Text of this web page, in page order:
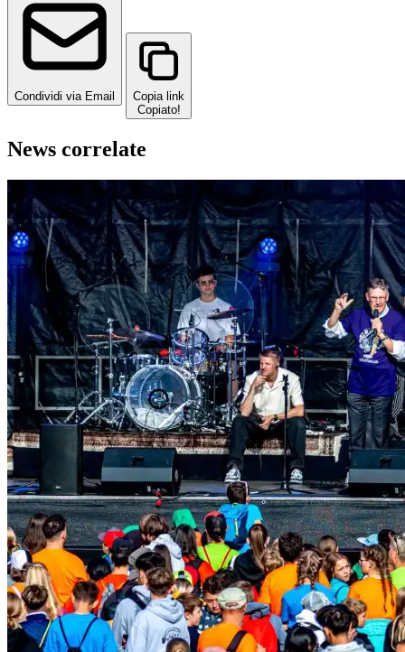
Condividi via Email
Copia link
Copiato!
News correlate